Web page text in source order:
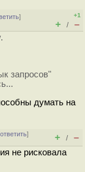
]
+1
+ / –
запросов"
думать на
ответить]
+ / –
не рисковала